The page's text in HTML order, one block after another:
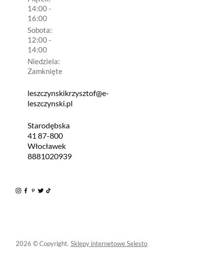
14:00 -
16:00
Sobota:
12:00 -
14:00
Niedziela:
Zamknięte
leszczynskikrzysztof@e-
leszczynski.pl
Starodębska
41 87-800
Włocławek
8881020939
2026 © Copyright. Sklepy internetowe Selesto